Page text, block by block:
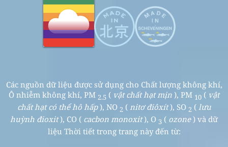
Các nguồn dữ liệu được sử dụng cho Chất lượng không khí,
Ô nhiễm không khí, PM 2.5 ( vật chất hạt mịn ), PM 10 ( vật
chất hạt có thể hô hấp), NO 2 ( nitơ điôxít), SO 2 ( lưu
huỳnh đioxit), CO ( cacbon monoxit), O 3 ( ozone) và dữ
liệu Thời tiết trong trang này đến từ: